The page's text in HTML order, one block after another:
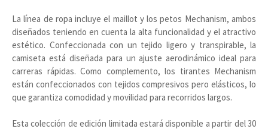
La línea de ropa incluye el maillot y los petos Mechanism, ambos
diseñados teniendo en cuenta la alta funcionalidad y el atractivo
estético. Confeccionada con un tejido ligero y transpirable, la
camiseta está diseñada para un ajuste aerodinámico ideal para
carreras rápidas. Como complemento, los tirantes Mechanism
están confeccionados con tejidos compresivos pero elásticos, lo
que garantiza comodidad y movilidad para recorridos largos.
Esta colección de edición limitada estará disponible a partir del 30